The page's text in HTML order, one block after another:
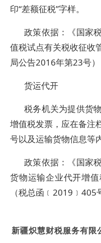
印“差额征税”字样。
政策依据：《国家
值税试点有关税收征收
局公告2016年第23号）
货运代开
税务机关为提供货
增值税发票，应在备注
号以及运输货物信息等
政策依据：《国家
货物运输企业代开增
（税总函﹝2019﹞405
新疆炽慧财税服务有限